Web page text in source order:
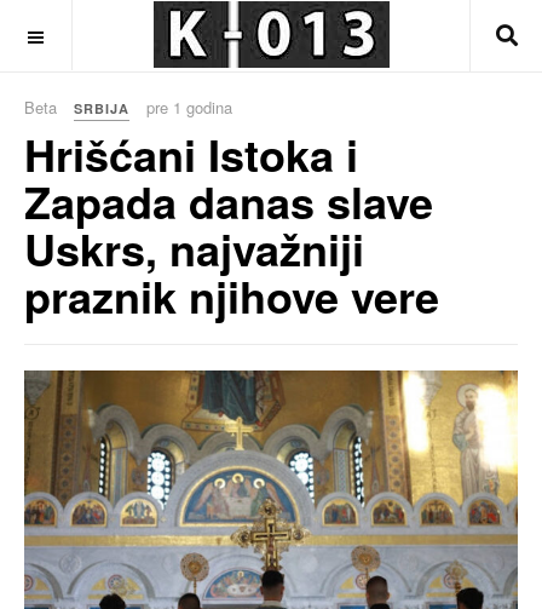
Beta SRBIJA pre 1 godina
Hrišćani Istoka i
Zapada danas slave
Uskrs, najvažniji
praznik njihove vere